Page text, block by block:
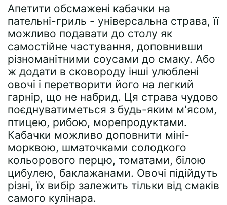
Апетити обсмажені кабачки на
пательні-гриль - універсальна страва, її
можливо подавати до столу як
самостійне частування, доповнивши
різноманітними соусами до смаку. Або
ж додати в сковороду інші улюблені
овочі і перетворити його на легкий
гарнір, що не набрид. Ця страва чудово
поєднуватиметься з будь-яким м'ясом,
птицею, рибою, морепродуктами.
Кабачки можливо доповнити міні-
морквою, шматочками солодкого
кольорового перцю, томатами, білою
цибулею, баклажанами. Овочі підійдуть
різні, їх вибір залежить тільки від смаків
самого кулінара.